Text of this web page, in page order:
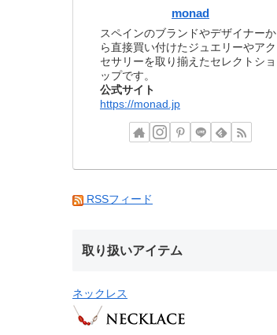
monad
スペインのブランドやデザイナーか
ら直接買い付けたジュエリーやアク
セサリーを取り揃えたセレクトショ
ップです。
公式サイト
https://monad.jp
RSSフィード
取り扱いアイテム
ネックレス